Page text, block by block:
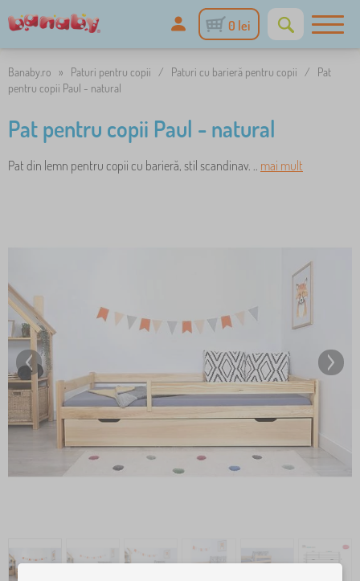
0 lei
Banaby.ro » Paturi pentru copii / Paturi cu barieră pentru copii /
Pat
pentru copii Paul - natural
Pat pentru copii Paul - natural
Pat din lemn pentru copii cu barieră, stil scandinav. .. mai mult